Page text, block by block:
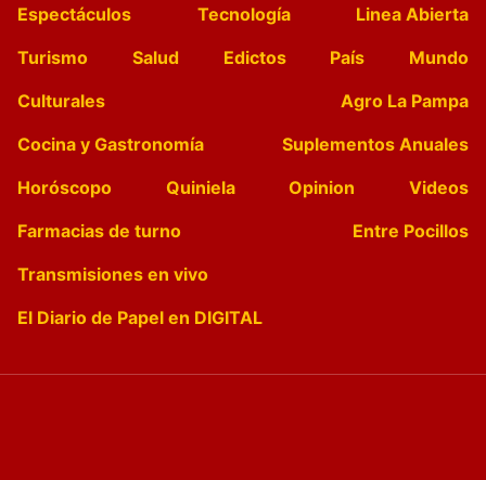
Espectáculos
Tecnología
Linea Abierta
Turismo
Salud Edictos País
Mundo
Culturales
Agro La Pampa
Cocina y Gastronomía
Suplementos Anuales
Horóscopo
Quiniela Opinion
Videos
Farmacias de turno
Entre Pocillos
Transmisiones en vivo
El Diario de Papel en DIGITAL